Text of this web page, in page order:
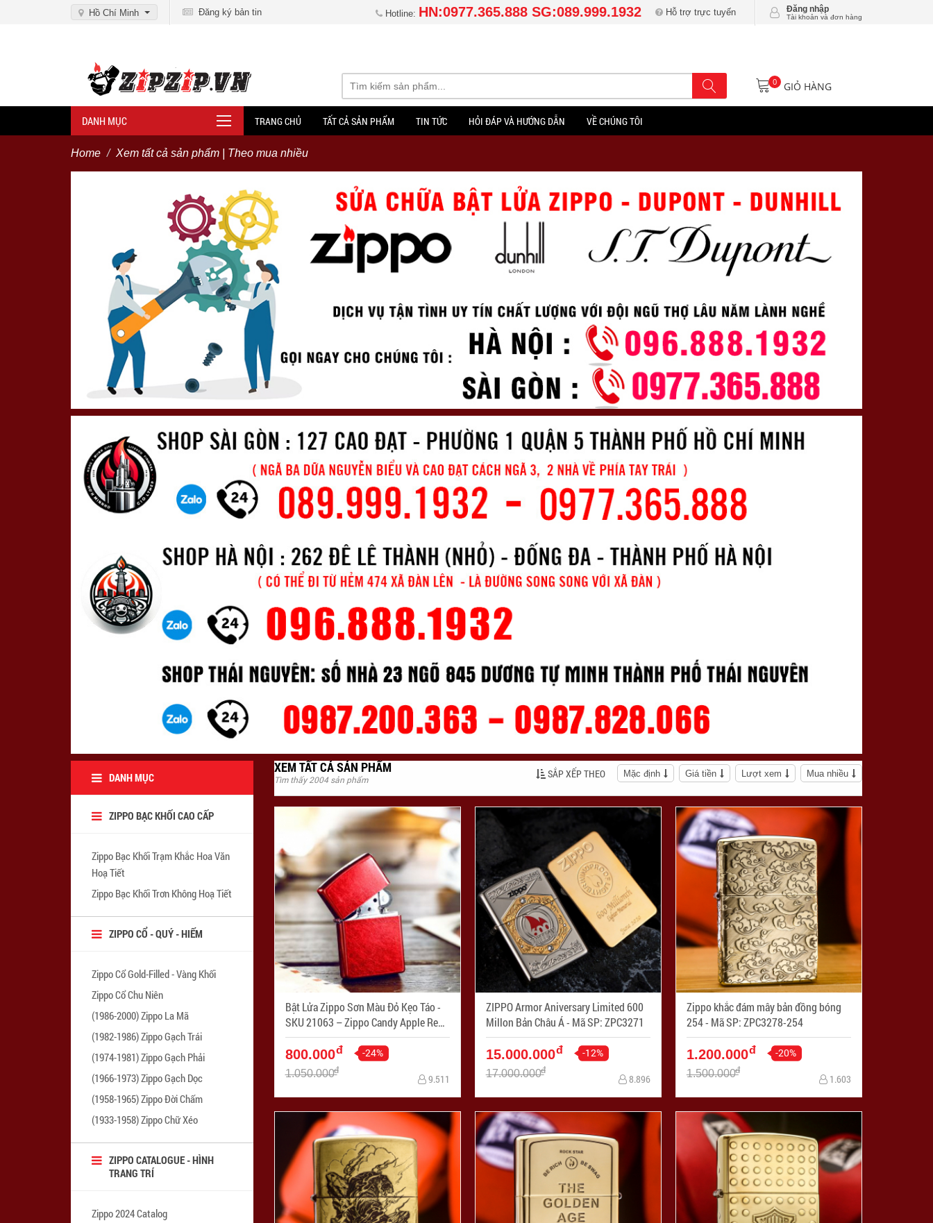
Hồ Chí Minh Đăng ký bản tin Hotline: HN:0977.365.888 SG:089.999.1932 Hỗ trợ trực tuyến Đăng nhập
Tài khoản và đơn hàng
0 GIỎ HÀNG
DANH MỤC TRANG CHỦ TẤT CẢ SẢN PHẨM TIN TỨC HỎI ĐÁP VÀ HƯỚNG DẪN VỀ CHÚNG TÔI
Home Xem tất cả sản phẩm | Theo mua nhiều
XEM TẤT CẢ SẢN PHẨM
Tìm thấy 2004 sản phẩm SẮP XẾP THEO Mặc định Giá tiền Lượt xem Mua nhiều
Bật Lửa Zippo Sơn Màu Đỏ Kẹo Táo -
SKU 21063 – Zippo Candy Apple Red -
Mã SP: ZPC3274
800.000đ -24%
1.050.000đ
9.511
ZIPPO Armor Aniversary Limited 600
Millon Bản Châu Á - Mã SP: ZPC3271
15.000.000đ -12%
17.000.000đ
8.896
Zippo khắc đám mây bản đồng bóng
254 - Mã SP: ZPC3278-254
1.200.000đ -20%
1.500.000đ
1.603
DANH MỤC
ZIPPO BẠC KHỐI CAO CẤP
Zippo Bạc Khối Trạm Khắc Hoa Văn
Hoạ Tiết
Zippo Bạc Khối Trơn Không Hoạ Tiết
ZIPPO CỔ - QUÝ - HIẾM
Zippo Cổ Gold-Filled - Vàng Khối
Zippo Cổ Chu Niên
(1986-2000) Zippo La Mã
(1982-1986) Zippo Gạch Trái
(1974-1981) Zippo Gạch Phải
(1966-1973) Zippo Gạch Dọc
(1958-1965) Zippo Đời Chấm
(1933-1958) Zippo Chữ Xéo
ZIPPO CATALOGUE - HÌNH
TRANG TRÍ
Zippo 2024 Catalog